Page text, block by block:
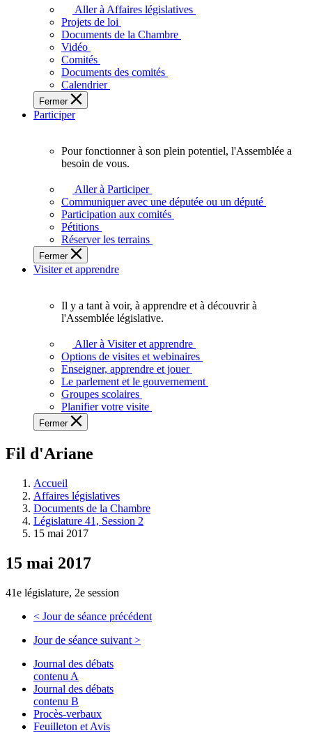
adopte
touchent
des
Ontariennes
et
Aller à Affaires législatives
Projets de loi
Documents de la Chambre
Vidéo
Comités
Documents des comités
Calendrier
Fermer
Participer
plein
potentiel,
l'Assemblée
a
besoin
de
Pour fonctionner à son plein potentiel, l'Assemblée a
besoin de vous.
Aller à Participer
Communiquer avec une députée ou un député
Participation aux comités
Pétitions
Réserver les terrains
Fermer
Visiter et apprendre
voir,
apprendre
et
à
à
législative.
Il y a tant à voir, à apprendre et à découvrir à
l'Assemblée législative.
Aller à Visiter et apprendre
Options de visites et webinaires
Enseigner, apprendre et jouer
Le parlement et le gouvernement
Groupes scolaires
Planifier votre visite
Fermer
Fil d'Ariane
Accueil
Affaires législatives
Documents de la Chambre
Législature 41, Session 2
15 mai 2017
15 mai 2017
41e législature, 2e session
< Jour de séance précédent
Jour de séance suivant >
Journal des débats
contenu A
Journal des débats
contenu B
Procès-verbaux
Feuilleton et Avis